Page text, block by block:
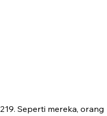
Seperti mereka, orang